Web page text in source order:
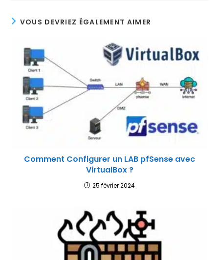
VOUS DEVRIEZ ÉGALEMENT AIMER
Comment Configurer un LAB pfSense avec
VirtualBox ?
25 février 2024